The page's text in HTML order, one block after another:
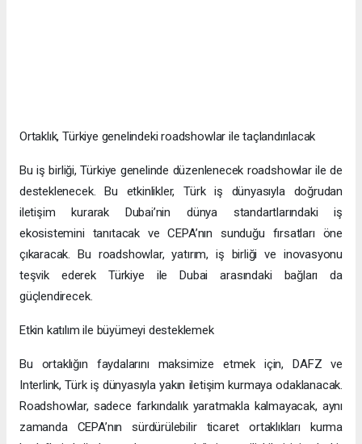
Ortaklık, Türkiye genelindeki roadshowlar ile taçlandırılacak
Bu iş birliği, Türkiye genelinde düzenlenecek roadshowlar ile de
desteklenecek. Bu etkinlikler, Türk iş dünyasıyla doğrudan
iletişim kurarak Dubai’nin dünya standartlarındaki iş
ekosistemini tanıtacak ve CEPA’nın sunduğu fırsatları öne
çıkaracak. Bu roadshowlar, yatırım, iş birliği ve inovasyonu
teşvik ederek Türkiye ile Dubai arasındaki bağları da
güçlendirecek.
Etkin katılım ile büyümeyi desteklemek
Bu ortaklığın faydalarını maksimize etmek için, DAFZ ve
Interlink, Türk iş dünyasıyla yakın iletişim kurmaya odaklanacak.
Roadshowlar, sadece farkındalık yaratmakla kalmayacak, aynı
zamanda CEPA’nın sürdürülebilir ticaret ortaklıkları kurma